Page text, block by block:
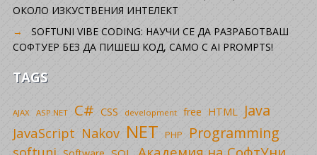
ОКОЛО ИЗКУСТВЕНИЯ ИНТЕЛЕКТ
SOFTUNI VIBE CODING: НАУЧИ СЕ ДА РАЗРАБОТВАШ
СОФТУЕР БЕЗ ДА ПИШЕШ КОД, САМО С AI PROMPTS!
TAGS
AJAX ASP.NET C# CSS development free HTML Java
JavaScript Nakov NET PHP Programming